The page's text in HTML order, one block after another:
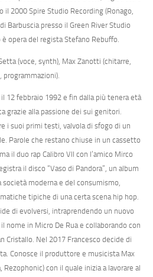
il 2000 Spire Studio Recording (Ronago,
Barbusciapresso il Green River Studio
è opera del registaStefano Rebuffo.
(voce, synth), Max Zanotti (chitarre,
programmazioni).
12 febbraio 1992 e fin dalla più tenera età
grazie alla passione dei sui genitori.
i suoi primi testi, valvola di sfogo di un
Parole che restano chiuse in un cassetto
il duo rap Calibro VII con l’amico Mirco
il disco “Vaso di Pandora”, un album
moderna e del consumismo,
tipiche di una certa scena hip hop.
di evolversi, intraprendendo un nuovo
nome in Micro De Ruae collaborando con
Cristallo. Nel 2017 Francesco decide di
Conosce il produttore e musicista Max
Rezophonic) con il quale inizia a lavorare al